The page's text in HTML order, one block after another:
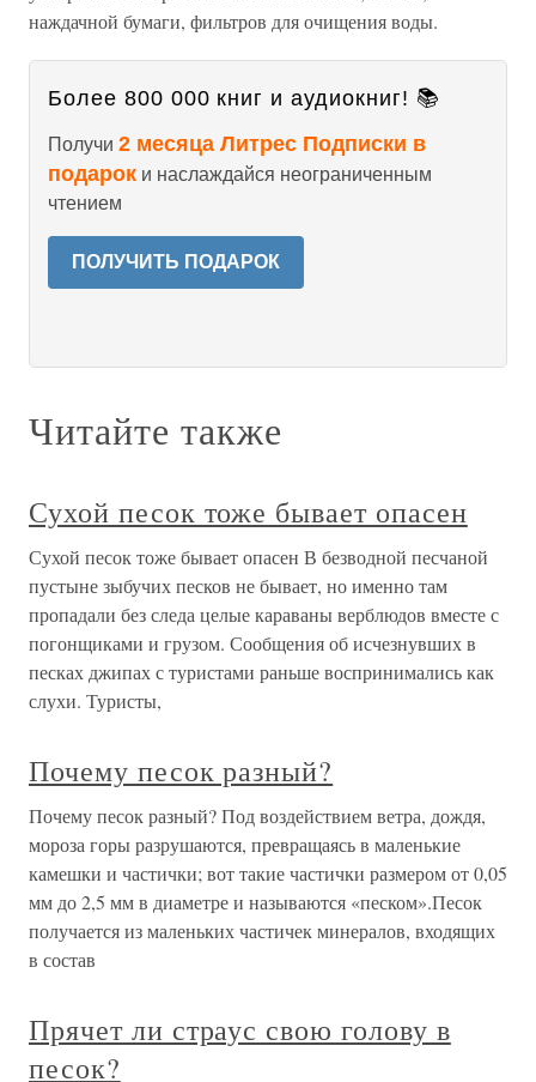
наждачной бумаги, фильтров для очищения воды.
Более 800 000 книг и аудиокниг! 📚
Получи 2 месяца Литрес Подписки в
подарок и наслаждайся неограниченным
чтением
ПОЛУЧИТЬ ПОДАРОК
Читайте также
Сухой песок тоже бывает опасен
Сухой песок тоже бывает опасен В безводной песчаной
пустыне зыбучих песков не бывает, но именно там
пропадали без следа целые караваны верблюдов вместе с
погонщиками и грузом. Сообщения об исчезнувших в
песках джипах с туристами раньше воспринимались как
слухи. Туристы,
Почему песок разный?
Почему песок разный? Под воздействием ветра, дождя,
мороза горы разрушаются, превращаясь в маленькие
камешки и частички; вот такие частички размером от 0,05
мм до 2,5 мм в диаметре и называются «песком».Песок
получается из маленьких частичек минералов, входящих
в состав
Прячет ли страус свою голову в
песок?